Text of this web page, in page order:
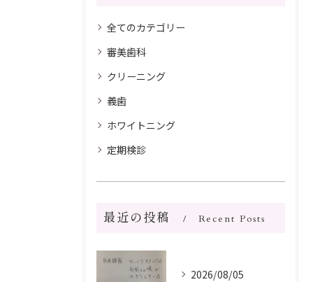
全てのカテゴリー
審美歯科
クリーニング
義歯
ホワイトニング
定期検診
最近の投稿 Recent Posts
2026/08/05